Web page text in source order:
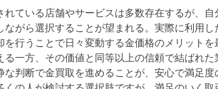
れている店舗やサービスは多数存在するが、
ながら選択することが望まれる。実際に利用
を行うことで日々変動する金価格のメリット
る一方、その価値と同等以上の信頼で結ばれ
な判断で金買取を進めることが、安心で満足